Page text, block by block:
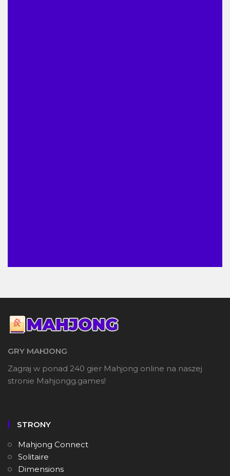
GRY MAHJONG
Zagraj w ponad 240 gier Mahjong online na naszej
stronie Mahjongg.games!
STRONY
Mahjong Connect
Solitaire
Dimensions